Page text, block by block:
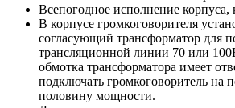
Всепогодное исполнение корпуса,
В корпусе громкоговорителя
согласующий трансформатор для
трансляционной линии 70 или
обмотка трансформатора имеет
подключать громкоговоритель на
половину мощности.